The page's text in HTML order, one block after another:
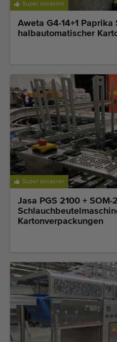
Super occasion
Aweta G4-14+1
halbautomatischer
Super occasion
Jasa PGS 2100 +
Kartonverpackungen